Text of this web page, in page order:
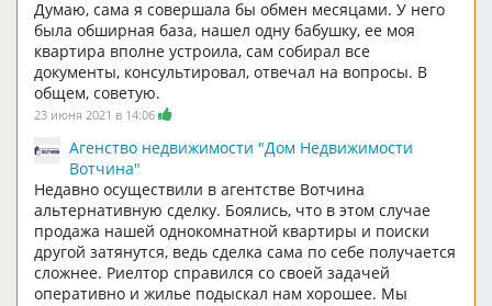
Думаю, сама я совершала бы обмен месяцами. У него
была обширная база, нашел одну бабушку, ее моя
квартира вполне устроила, сам собирал все
документы, консультировал, отвечал на вопросы. В
общем, советую.
23 июня 2021 в 14:06
Агенство недвижимости "Дом Недвижимости
Вотчина"
Недавно осуществили в агентстве Вотчина
альтернативную сделку. Боялись, что в этом случае
продажа нашей однокомнатной квартиры и поиски
другой затянутся, ведь сделка сама по себе получается
сложнее. Риелтор справился со своей задачей
оперативно и жилье подыскал нам хорошее. Мы